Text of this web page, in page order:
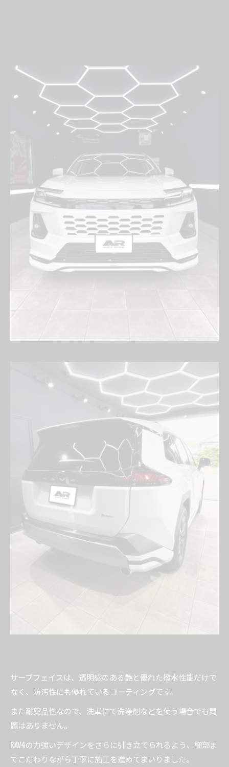
サーブフェイスは、透明感のある艶と優れた撥水性能だけで
なく、防汚性にも優れているコーティングです。
また耐薬品性なので、洗車にて洗浄剤などを使う場合でも問
題はありません。
RAV4の力強いデザインをさらに引き立てられるよう、細部ま
でこだわりながら丁寧に施工を進めてまいりました。